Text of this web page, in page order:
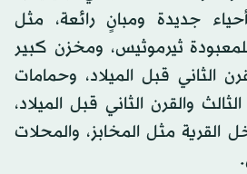
جديدة ومبانٍ رائعة، مثل
ثيرموثيس، ومخزن كبير
الثاني قبل الميلاد، وحمامات
والقرن الثاني قبل الميلاد،
القرية مثل المخابز، والمحلات